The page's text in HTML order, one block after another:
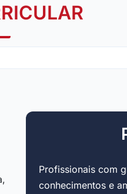
Profissionais com
conhecimentos e